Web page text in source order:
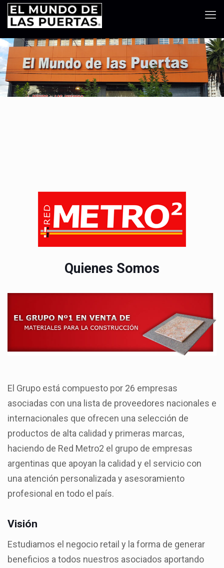
Quienes Somos
El Grupo está compuesto por 26 empresas
asociadas con una lista de proveedores nacionales e
internacionales que ofrecen una selección de
productos de alta calidad y primeras marcas,
haciendo de Red Metro2 el grupo de empresas
argentinas que apoyan la calidad y el servicio con
una atención personalizada y asesoramiento
profesional en todo el país.
Visión
Estudiamos el negocio retail y la forma de generar
beneficios a todos nuestros asociados aportando